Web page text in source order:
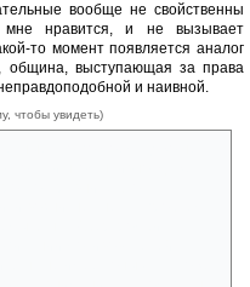
вообще не свойственны
нравится, и не вызывает
то момент появляется аналог
община, выступающая за права
и наивной.
чтобы увидеть)